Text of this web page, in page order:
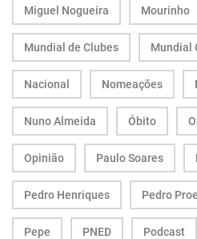
Miguel Nogueira Mourinho
Mundial de Clubes Mundial
Nacional Nomeações
Nuno Almeida Óbito
Opinião Paulo Soares
Pedro Henriques Pedro
Pepe PNED Podcast